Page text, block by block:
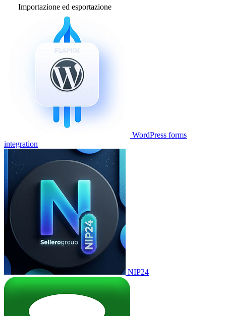
Importazione ed esportazione
WordPress forms
integration
NIP24